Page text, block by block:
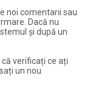
noi comentarii sau
Dacă nu
și după un
verificați ce ați
un nou